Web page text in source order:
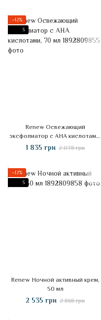
−12%
3
Renew Освежающий
эксфолиатор с AHA кислотами,
70 мл
1 835 грн 2 078 грн
−12%
3
Renew Ночной активный крем,
50 мл
2 535 грн 2 868 грн